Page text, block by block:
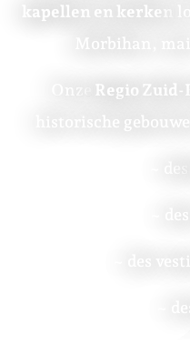
kapellen en kerken
Morbihan,
Regio Zuid-
historische
~